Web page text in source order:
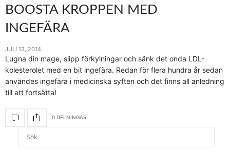
BOOSTA KROPPEN MED
INGEFÄRA
JULI 13, 2014
Lugna din mage, slipp förkylningar och sänk det onda LDL-
kolesterolet med en bit ingefära. Redan för flera hundra år sedan
användes ingefära i medicinska syften och det finns all anledning
till att fortsätta!
0 DELNINGAR